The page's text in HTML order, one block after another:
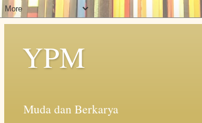
YPM
Muda dan Berkarya